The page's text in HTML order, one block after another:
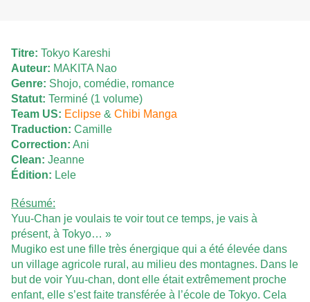
Titre: Tokyo Kareshi
Auteur: MAKITA Nao
Genre: Shojo, comédie, romance
Statut: Terminé (1 volume)
Team US: Eclipse & Chibi Manga
Traduction: Camille
Correction: Ani
Clean: Jeanne
Édition: Lele
Résumé:
Yuu-Chan je voulais te voir tout ce temps, je vais à
présent, à Tokyo… »
Mugiko est une fille très énergique qui a été élevée dans
un village agricole rural, au milieu des montagnes. Dans le
but de voir Yuu-chan, dont elle était extrêmement proche
enfant, elle s’est faite transférée à l’école de Tokyo. Cela